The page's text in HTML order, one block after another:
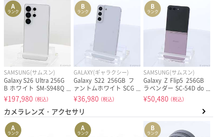
A
ランク
SAMSUNG(サムスン)
Galaxy S26 Ultra 256G
B ホワイト SM-S948Q
ZWASJP SIMフリー
［6.9インチ有機EL／S
napdragon 8 Elite Gen
5 for Galaxy／RAM:12
GB／ナノSIM&eSIM］
¥197,980（税込）
B
ランク
GALAXY(ギャラクシー)
Galaxy S22 256GB フ
ァントムホワイト SCG
13 au SIMフリー
¥36,980（税込）
B
ランク
SAMSUNG(サムスン)
Galaxy Z Flip5 256GB
ラベンダー SC-54D do
como SIMフリー
¥50,480（税込）
カメラレンズ・アクセサリ
A
ランク
A
ランク
B
ランク